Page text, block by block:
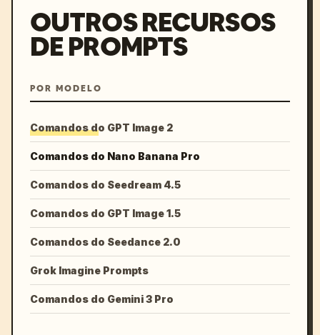
OUTROS RECURSOS
DE PROMPTS
POR MODELO
Comandos do GPT Image 2
Comandos do Nano Banana Pro
Comandos do Seedream 4.5
Comandos do GPT Image 1.5
Comandos do Seedance 2.0
Grok Imagine Prompts
Comandos do Gemini 3 Pro